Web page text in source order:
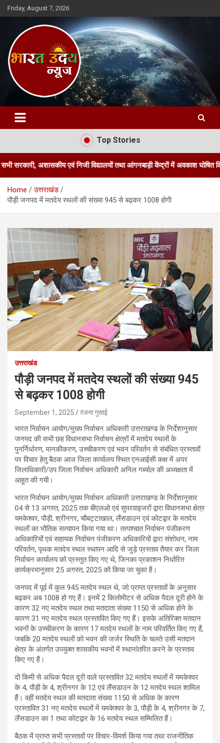
Skip
to
Friday, August 7, 2026
Bharat Uday News
Top Stories
एवं निजी विद्यालयों तथा आंगनबाड़ी केंद्रों में अवकाश घोषित किया
Home
उत्तराखंड
पौड़ी जनपद में मतदेय स्थलों की संख्या 945 से बढ़कर 1008 होगी
उत्तराखंड
पौड़ी जनपद में मतदेय स्थलों की संख्या 945
से बढ़कर 1008 होगी
September 1, 2025 रंजना गुसाई
भारत निर्वाचन आयोग/मुख्य निर्वाचन अधिकारी उत्तराखण्ड के निर्देशानुसार
जनपद की सभी छह विधानसभा निर्वाचन क्षेत्रों में मतदेय स्थलों के
पुनर्निर्धारण, मानकीकरण, उच्चीकरण एवं भवन परिवर्तन से संबंधित प्रस्तावों
पर विचार हेतु बैठक आज जिला कार्यालय स्थित एनआईसी कक्ष में अपर
जिलाधिकारी/उप जिला निर्वाचन अधिकारी अनिल गर्ब्याल की अध्यक्षता में
आहूत की गयी।
भारत निर्वाचन आयोग/मुख्य निर्वाचन अधिकारी उत्तराखण्ड के निर्देशानुसार
04 से 13 अगस्त, 2025 तक बीएलओ एवं सुपरवाइजरों द्वारा विधानसभा क्षेत्र
यमकेश्वर, पौड़ी, श्रीनगर, चौबट्टाखाल, लैंसडाउन एवं कोटद्वार के मतदेय
स्थलों का भौतिक सत्यापन किया गया था। तत्पश्चात निर्वाचन पंजीकरण
अधिकारियों एवं सहायक निर्वाचन पंजीकरण अधिकारियों द्वारा संशोधन, नाम
परिवर्तन, पृथक मतदेय स्थल स्थापन आदि से जुड़े प्रस्ताव तैयार कर जिला
निर्वाचन कार्यालय को प्रस्तुत किए गए थे, जिनका प्रकाशन निर्धारित
कार्यक्रमानुसार 25 अगस्त, 2025 को किया जा चुका है।
जनपद में पूर्व में कुल 945 मतदेय स्थल थे, जो प्राप्त प्रस्तावों के अनुसार
बढ़कर अब 1008 हो गए हैं। इनमें 2 किलोमीटर से अधिक पैदल दूरी होने के
कारण 32 नए मतदेय स्थल तथा मतदाता संख्या 1150 से अधिक होने के
कारण 31 नए मतदेय स्थल प्रस्तावित किए गए हैं। इसके अतिरिक्त मतदान
भवनों के उच्चीकरण के कारण 17 मतदेय स्थलों के नाम परिवर्तित किए गए हैं,
जबकि 20 मतदेय स्थलों को भवन की जर्जर स्थिति के चलते उसी मतदान
क्षेत्र के अंतर्गत उपयुक्त शासकीय भवनों में स्थानांतरित करने के प्रस्ताव
किए गए हैं।
दो किमी से अधिक पैदल दूरी वाले प्रस्तावित 32 मतदेय स्थलों में यमकेश्वर
के 4, पौड़ी के 4, श्रीनगर के 12 एवं लैंसडाउन के 12 मतदेय स्थल शामिल
हैं। वहीं मतदेय स्थल की मतदाता संख्या 1150 से अधिक के कारण
प्रस्तावित 31 नए मतदेय स्थलों में यमकेश्वर के 3, पौड़ी के 4, श्रीनगर के 7,
लैंसडाउन का 1 तथा कोटद्वार के 16 मतदेय स्थल सम्मिलित हैं।
बैठक में प्राप्त सभी प्रस्तावों पर विचार-विमर्श किया गया तथा राजनीतिक